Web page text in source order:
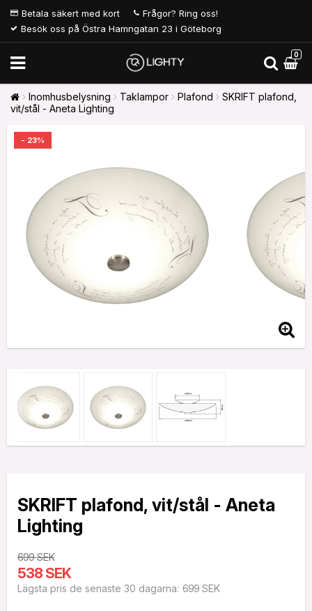
Betala säkert med kort
Frågor? Ring oss!
Besök oss på Östra Hamngatan 23 i Göteborg
0
Inomhusbelysning Taklampor Plafond
SKRIFT plafond,
vit/stål - Aneta Lighting
- 23%
SKRIFT plafond, vit/stål - Aneta
Lighting
699 SEK
538 SEK
Lägsta pris de senaste 30 dagarna 699 SEK